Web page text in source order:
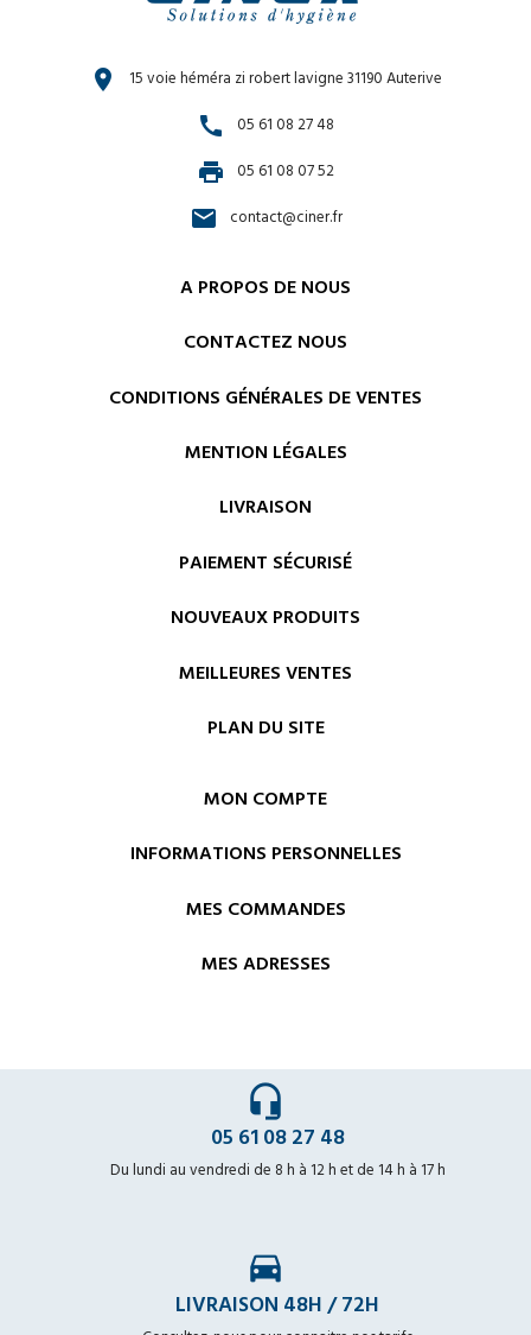
location_on 15 voie héméra zi robert lavigne 31190 Auterive
call 05 61 08 27 48
print 05 61 08 07 52
email contact@ciner.fr
A PROPOS DE NOUS
CONTACTEZ NOUS
CONDITIONS GÉNÉRALES DE VENTES
MENTION LÉGALES
LIVRAISON
PAIEMENT SÉCURISÉ
NOUVEAUX PRODUITS
MEILLEURES VENTES
PLAN DU SITE
MON COMPTE
INFORMATIONS PERSONNELLES
MES COMMANDES
MES ADRESSES
headset_mic
05 61 08 27 48
Du lundi au vendredi de 8 h à 12 h et de 14 h à 17 h
time_to_leave
LIVRAISON 48H / 72H